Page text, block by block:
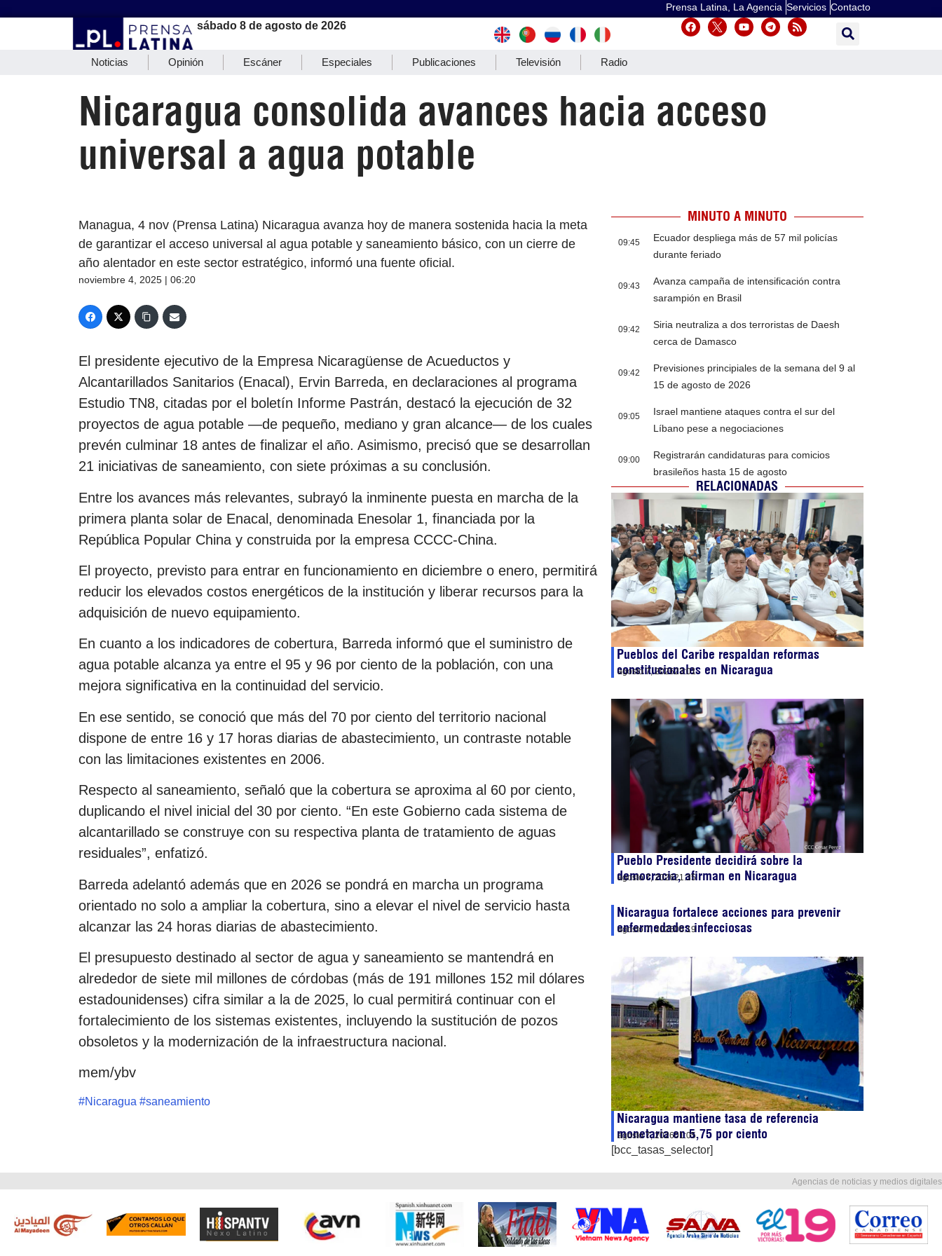
Prensa Latina, La Agencia Servicios Contacto
sábado 8 de agosto de 2026
Noticias Opinión Escáner Especiales Publicaciones Televisión Radio
Nicaragua consolida avances hacia acceso
universal a agua potable
Managua, 4 nov (Prensa Latina) Nicaragua avanza hoy de manera sostenida hacia la meta
de garantizar el acceso universal al agua potable y saneamiento básico, con un cierre de
año alentador en este sector estratégico, informó una fuente oficial.
noviembre 4, 2025 | 06:20
El presidente ejecutivo de la Empresa Nicaragüense de Acueductos y
Alcantarillados Sanitarios (Enacal), Ervin Barreda, en declaraciones al programa
Estudio TN8, citadas por el boletín Informe Pastrán, destacó la ejecución de 32
proyectos de agua potable —de pequeño, mediano y gran alcance— de los cuales
prevén culminar 18 antes de finalizar el año. Asimismo, precisó que se desarrollan
21 iniciativas de saneamiento, con siete próximas a su conclusión.
Entre los avances más relevantes, subrayó la inminente puesta en marcha de la
primera planta solar de Enacal, denominada Enesolar 1, financiada por la
República Popular China y construida por la empresa CCCC-China.
El proyecto, previsto para entrar en funcionamiento en diciembre o enero, permitirá
reducir los elevados costos energéticos de la institución y liberar recursos para la
adquisición de nuevo equipamiento.
En cuanto a los indicadores de cobertura, Barreda informó que el suministro de
agua potable alcanza ya entre el 95 y 96 por ciento de la población, con una
mejora significativa en la continuidad del servicio.
En ese sentido, se conoció que más del 70 por ciento del territorio nacional
dispone de entre 16 y 17 horas diarias de abastecimiento, un contraste notable
con las limitaciones existentes en 2006.
Respecto al saneamiento, señaló que la cobertura se aproxima al 60 por ciento,
duplicando el nivel inicial del 30 por ciento. “En este Gobierno cada sistema de
alcantarillado se construye con su respectiva planta de tratamiento de aguas
residuales”, enfatizó.
Barreda adelantó además que en 2026 se pondrá en marcha un programa
orientado no solo a ampliar la cobertura, sino a elevar el nivel de servicio hasta
alcanzar las 24 horas diarias de abastecimiento.
El presupuesto destinado al sector de agua y saneamiento se mantendrá en
alrededor de siete mil millones de córdobas (más de 191 millones 152 mil dólares
estadounidenses) cifra similar a la de 2025, lo cual permitirá continuar con el
fortalecimiento de los sistemas existentes, incluyendo la sustitución de pozos
obsoletos y la modernización de la infraestructura nacional.
mem/ybv
#Nicaragua #saneamiento
MINUTO A MINUTO
09:45
Ecuador despliega más de 57 mil policías
durante feriado
09:43
Avanza campaña de intensificación contra
sarampión en Brasil
09:42
Siria neutraliza a dos terroristas de Daesh
cerca de Damasco
09:42
Previsiones principiales de la semana del 9 al
15 de agosto de 2026
09:05
Israel mantiene ataques contra el sur del
Líbano pese a negociaciones
09:00
Registrarán candidaturas para comicios
brasileños hasta 15 de agosto
RELACIONADAS
Pueblos del Caribe respaldan reformas
constitucionales en Nicaragua
agosto 7, 202623:01
Pueblo Presidente decidirá sobre la
democracia, afirman en Nicaragua
agosto 7, 202621:35
Nicaragua fortalece acciones para prevenir
enfermedades infecciosas
agosto 7, 202606:19
Nicaragua mantiene tasa de referencia
monetaria en 5,75 por ciento
agosto 7, 202601:05
[bcc_tasas_selector]
Agencias de noticias y medios digitales